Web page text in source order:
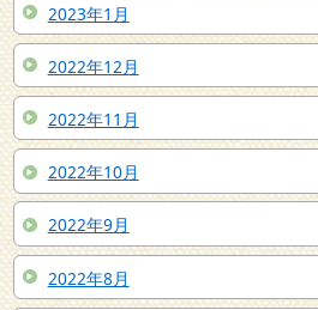
2023年1月
2022年12月
2022年11月
2022年10月
2022年9月
2022年8月